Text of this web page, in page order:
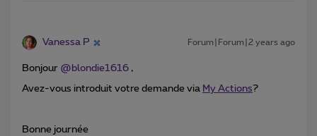
Vanessa P Forum|Forum|2 years ago
Bonjour @blondie1616 ,
Avez-vous introduit votre demande via My Actions?
Bonne journée